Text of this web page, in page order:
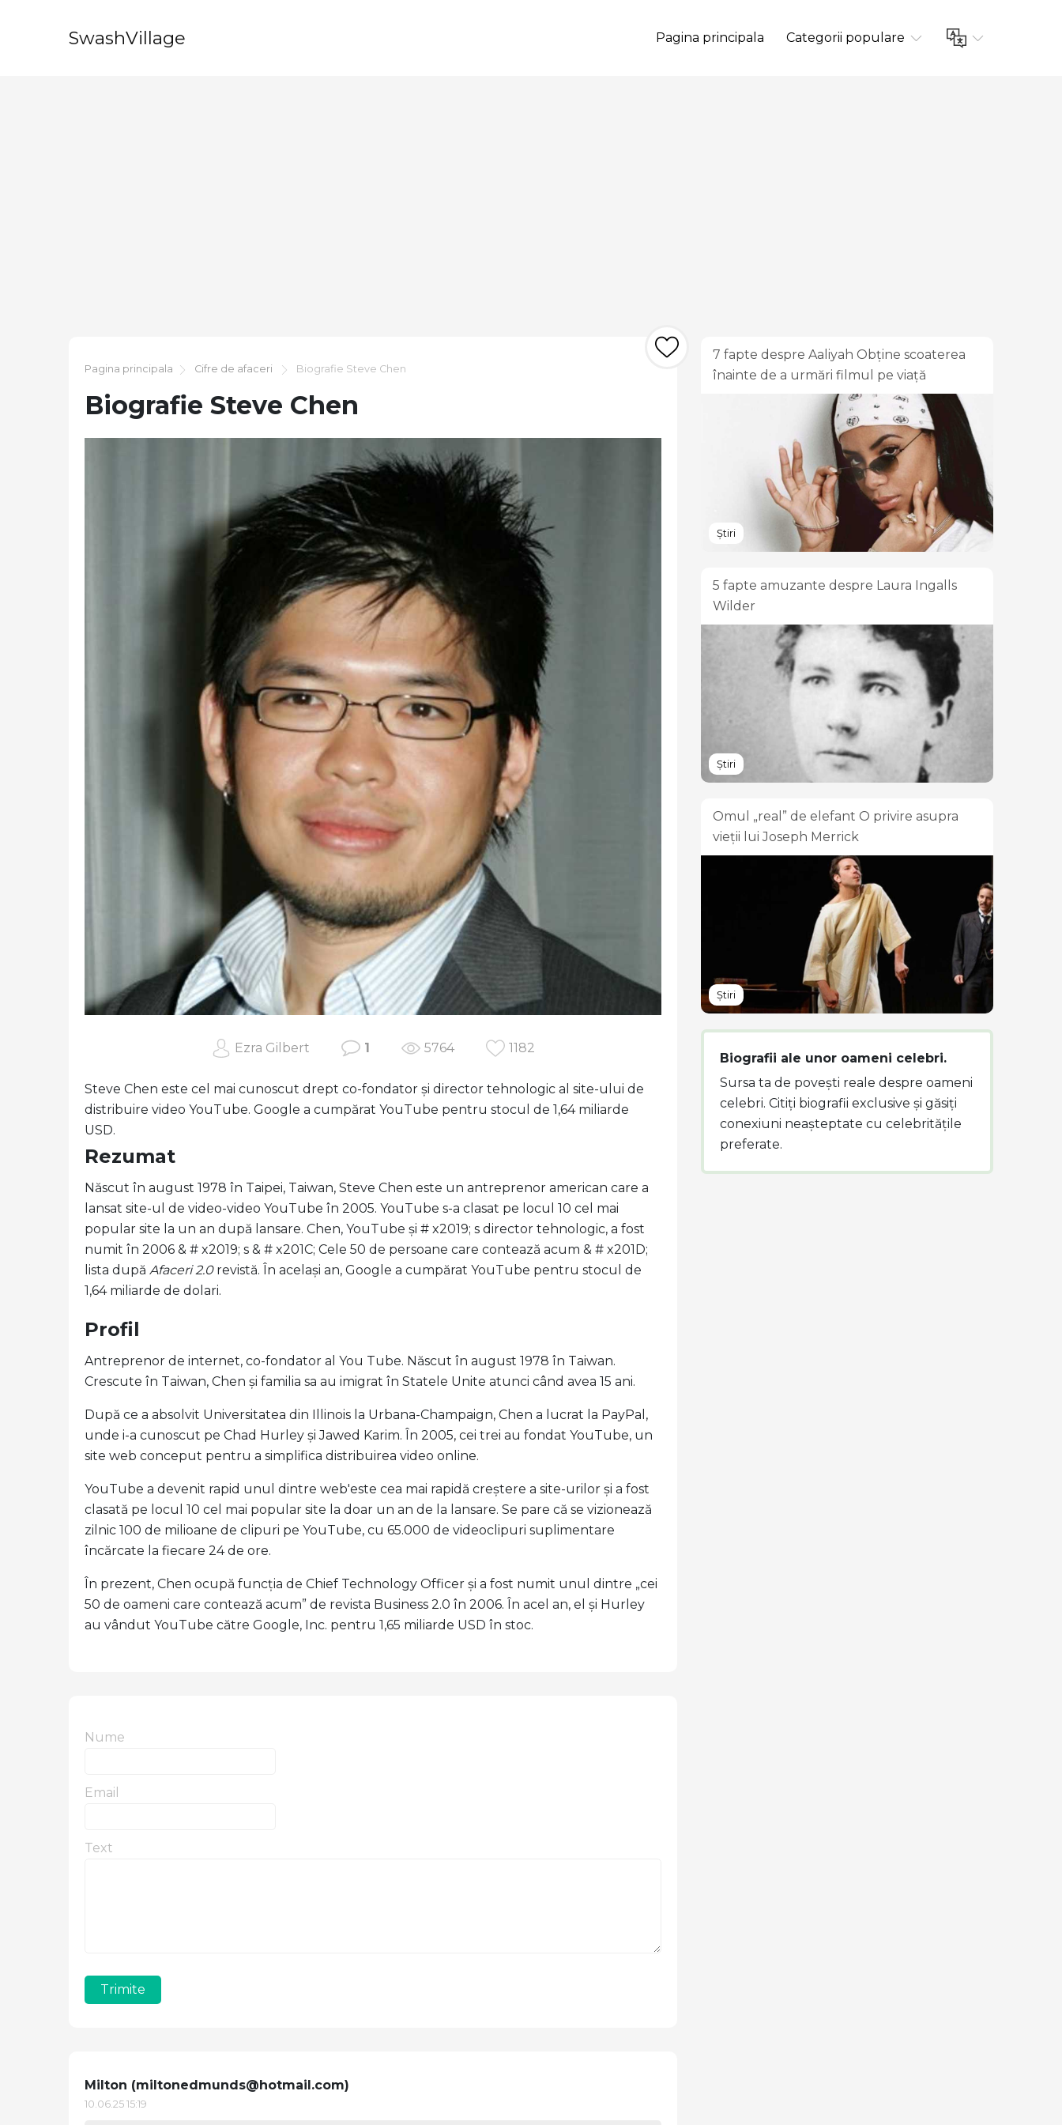
SwashVillage Pagina principala Categorii populare
Pagina principala Cifre de afaceri Biografie Steve Chen
Biografie Steve Chen
Ezra Gilbert 1 5764 1182
Steve Chen este cel mai cunoscut drept co-fondator și director tehnologic al site-ului de
distribuire video YouTube. Google a cumpărat YouTube pentru stocul de 1,64 miliarde
USD.
Rezumat
Născut în august 1978 în Taipei, Taiwan, Steve Chen este un antreprenor american care a
lansat site-ul de video-video YouTube în 2005. YouTube s-a clasat pe locul 10 cel mai
popular site la un an după lansare. Chen, YouTube și # x2019; s director tehnologic, a fost
numit în 2006 & # x2019; s & # x201C; Cele 50 de persoane care contează acum & # x201D;
lista după Afaceri 2.0revistă. În același an, Google a cumpărat YouTube pentru stocul de
1,64 miliarde de dolari.
Profil
Antreprenor de internet, co-fondator al You Tube. Născut în august 1978 în Taiwan.
Crescute în Taiwan, Chen și familia sa au imigrat în Statele Unite atunci când avea 15 ani.
După ce a absolvit Universitatea din Illinois la Urbana-Champaign, Chen a lucrat la PayPal,
unde i-a cunoscut pe Chad Hurley și Jawed Karim. În 2005, cei trei au fondat YouTube, un
site web conceput pentru a simplifica distribuirea video online.
YouTube a devenit rapid unul dintre web'este cea mai rapidă creștere a site-urilor și a fost
clasată pe locul 10 cel mai popular site la doar un an de la lansare. Se pare că se vizionează
zilnic 100 de milioane de clipuri pe YouTube, cu 65.000 de videoclipuri suplimentare
încărcate la fiecare 24 de ore.
În prezent, Chen ocupă funcția de Chief Technology Officer și a fost numit unul dintre „cei
50 de oameni care contează acum” de revista Business 2.0 în 2006. În acel an, el și Hurley
au vândut YouTube către Google, Inc. pentru 1,65 miliarde USD în stoc.
Nume
Email
Text
Trimite
Milton (miltonedmunds@hotmail.com)
10.06.25 15:19
7 fapte despre Aaliyah Obține scoaterea
înainte de a urmări filmul pe viață
Știri
5 fapte amuzante despre Laura Ingalls
Wilder
Știri
Omul „real” de elefant O privire asupra
vieții lui Joseph Merrick
Știri
Biografii ale unor oameni celebri.
Sursa ta de povești reale despre oameni
celebri. Citiți biografii exclusive și găsiți
conexiuni neașteptate cu celebritățile
preferate.